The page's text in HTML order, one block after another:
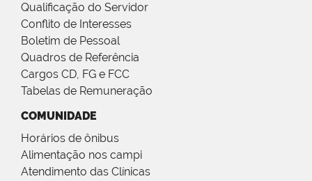
Qualificação do Servidor
Conflito de Interesses
Boletim de Pessoal
Quadros de Referência
Cargos CD, FG e FCC
Tabelas de Remuneração
COMUNIDADE
Horários de ônibus
Alimentação nos campi
Atendimento das Clínicas